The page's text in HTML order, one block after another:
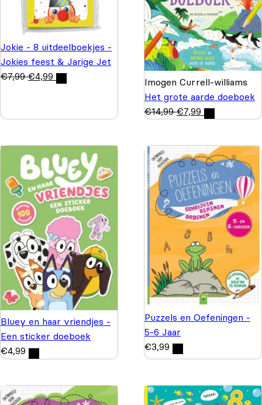
Jokie - 8 uitdeelboekjes -
Jokies feest & Jarige Jet
€7,99 €4,99
Imogen Currell-williams
Het grote aarde doeboek
€14,99 €7,99
Bluey en haar vriendjes -
Een sticker doeboek
€4,99
Puzzels en Oefeningen -
5-6 Jaar
€3,99